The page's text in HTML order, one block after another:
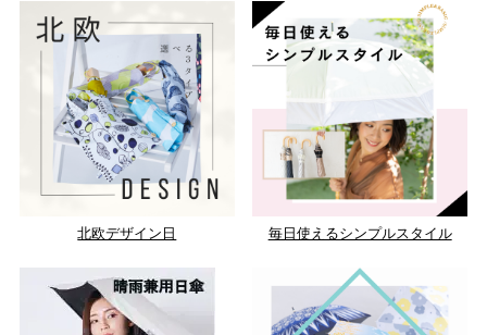
北欧デザイン日 毎日使えるシンプルスタイル